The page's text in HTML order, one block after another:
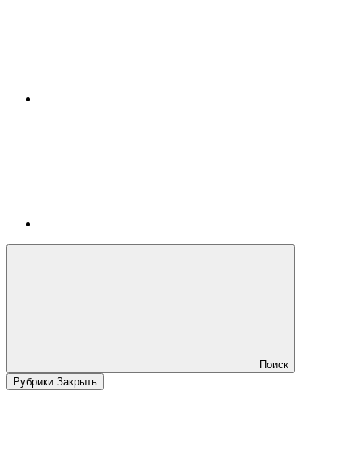
Поиск
Рубрики Закрыть